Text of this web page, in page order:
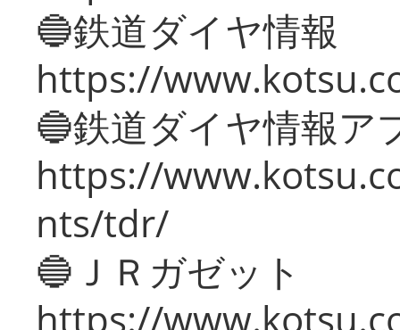
🔵鉄道ダイヤ情報
https://
🔵鉄道ダイヤ情報ア
https://
nts/tdr/
🔵ＪＲガゼット
https://